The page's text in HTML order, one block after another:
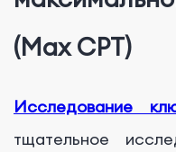
(Max CPT)
Исследование
тщательное